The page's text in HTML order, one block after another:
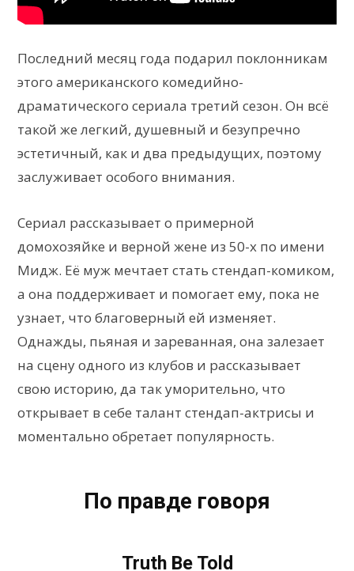
Последний месяц года подарил поклонникам
этого американского комедийно-
драматического сериала третий сезон. Он всё
такой же легкий, душевный и безупречно
эстетичный, как и два предыдущих, поэтому
заслуживает особого внимания.
Сериал рассказывает о примерной
домохозяйке и верной жене из 50-х по имени
Мидж. Её муж мечтает стать стендап-комиком,
а она поддерживает и помогает ему, пока не
узнает, что благоверный ей изменяет.
Однажды, пьяная и зареванная, она залезает
на сцену одного из клубов и рассказывает
свою историю, да так уморительно, что
открывает в себе талант стендап-актрисы и
моментально обретает популярность.
По правде говоря
Truth Be Told